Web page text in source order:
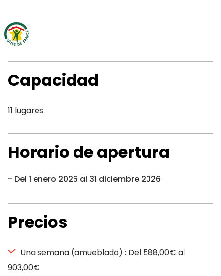
Capacidad
11 lugares
Horario de apertura
Del 1 enero 2026 al 31 diciembre 2026
Precios
Una semana (amueblado) : Del 588,00€ al
903,00€